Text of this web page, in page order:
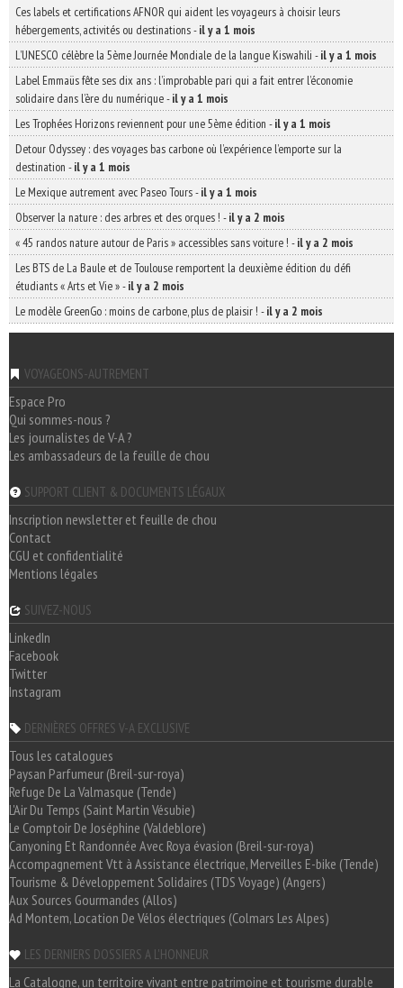
Ces labels et certifications AFNOR qui aident les voyageurs à choisir leurs
hébergements, activités ou destinations-il y a 1 mois
L’UNESCO célèbre la 5ème Journée Mondiale de la langue Kiswahili -il y a 1 mois
Label Emmaüs fête ses dix ans : l’improbable pari qui a fait entrer l’économie
solidaire dans l’ère du numérique-il y a 1 mois
Les Trophées Horizons reviennent pour une 5ème édition -il y a 1 mois
Detour Odyssey : des voyages bas carbone où l’expérience l’emporte sur la
destination -il y a 1 mois
Le Mexique autrement avec Paseo Tours-il y a 1 mois
Observer la nature : des arbres et des orques ! -il y a 2 mois
« 45 randos nature autour de Paris » accessibles sans voiture ! -il y a 2 mois
Les BTS de La Baule et de Toulouse remportent la deuxième édition du défi
étudiants « Arts et Vie »-il y a 2 mois
Le modèle GreenGo : moins de carbone, plus de plaisir ! -il y a 2 mois
VOYAGEONS-AUTREMENT
Espace Pro
Qui sommes-nous ?
Les journalistes de V-A ?
Les ambassadeurs de la feuille de chou
SUPPORT CLIENT & DOCUMENTS LÉGAUX
Inscription newsletter et feuille de chou
Contact
CGU et confidentialité
Mentions légales
SUIVEZ-NOUS
LinkedIn
Facebook
Twitter
Instagram
DERNIÈRES OFFRES V-A EXCLUSIVE
Tous les catalogues
Paysan Parfumeur (Breil-sur-roya)
Refuge De La Valmasque (Tende)
L'Air Du Temps (Saint Martin Vésubie)
Le Comptoir De Joséphine (Valdeblore)
Canyoning Et Randonnée Avec Roya évasion (Breil-sur-roya)
Accompagnement Vtt à Assistance électrique, Merveilles E-bike (Tende)
Tourisme & Développement Solidaires (TDS Voyage) (Angers)
Aux Sources Gourmandes (Allos)
Ad Montem, Location De Vélos électriques (Colmars Les Alpes)
LES DERNIERS DOSSIERS A L'HONNEUR
La Catalogne, un territoire vivant entre patrimoine et tourisme durable